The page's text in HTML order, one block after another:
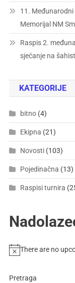
11.
Memorijal NM
Raspis 2.
sjećanje na
KATEGORIJE
bitno(4)
Ekipna (21)
Novosti(103)
Pojedinačna (13)
Raspisi turnira
There are no
Pretraga